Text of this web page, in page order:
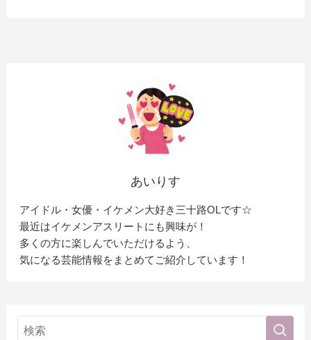
あいりす
アイドル・女優・イケメン大好き三十路OLです☆
最近はイケメンアスリートにも興味が！
多くの方に楽しんでいただけるよう、
気になる芸能情報をまとめてご紹介しています！